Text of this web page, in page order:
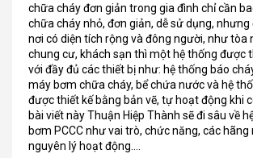
chữa cháy đơn giản trong gia đình chỉ cần
chữa cháy nhỏ, đơn giản, dễ sử dụng,
nơi có diện tích rộng và đông người, như tòa
chung cư, khách sạn thì một hệ thống được
với đầy đủ các thiết bị như: hệ thống báo
máy bơm chữa cháy, bể chứa nước và hệ
được thiết kế bằng bản vẽ, tự hoạt động khi
bài viết này Thuận Hiệp Thành sẽ đi sâu về
bơm PCCC như vai trò, chức năng, các hãng
nguyên lý hoạt động….